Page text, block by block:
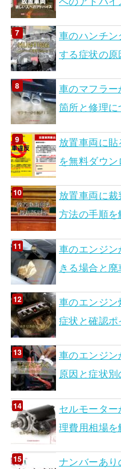
車のハンチ
する症状の
車のマフラ
箇所と修理
放置車両に
を無料ダウン
放置車両に
方法の手順を
車のエンジ
きる場合と
車のエンジン
症状と確認
車のエンジ
原因と症状
セルモータ
理費用相場を
ナンバーあ